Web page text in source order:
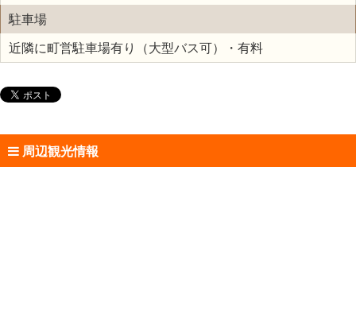
駐車場
近隣に町営駐車場有り（大型バス可）・有料
周辺観光情報